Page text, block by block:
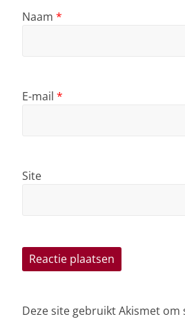
Naam *
E-mail *
Site
Deze site gebruikt Akismet om